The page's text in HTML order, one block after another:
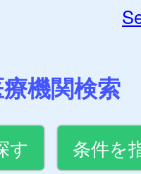
機関検索
す 条件を